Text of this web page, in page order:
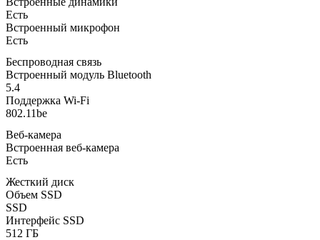
Есть
Встроенный микрофон
Есть
Беспроводная связь
Встроенный модуль Bluetooth
5.4
Поддержка Wi-Fi
802.11be
Веб-камера
Встроенная веб-камера
Есть
Жесткий диск
Объем SSD
SSD
Интерфейс SSD
512 ГБ